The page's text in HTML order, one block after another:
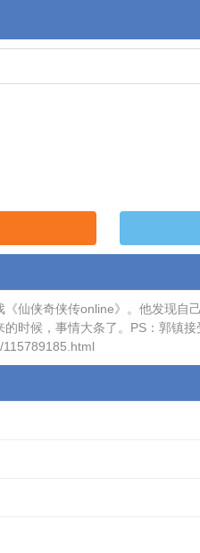
仙侠奇侠传online》。他发现
候，事情大条了。PS：郭镇